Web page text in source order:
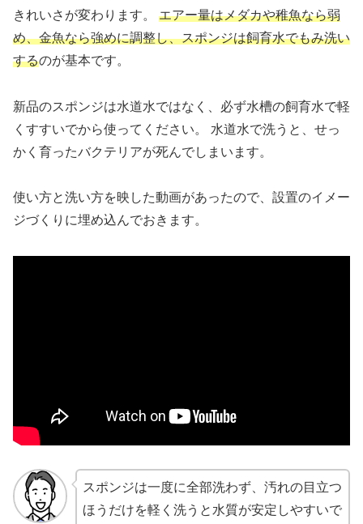
きれいさが変わります。 エアー量はメダカや稚魚なら弱
め、金魚なら強めに調整し、スポンジは飼育水でもみ洗い
するのが基本です。
新品のスポンジは水道水ではなく、必ず水槽の飼育水で軽
くすすいでから使ってください。 水道水で洗うと、せっ
かく育ったバクテリアが死んでしまいます。
使い方と洗い方を映した動画があったので、設置のイメー
ジづくりに埋め込んでおきます。
スポンジは一度に全部洗わず、汚れの目立つ
ほうだけを軽く洗うと水質が安定しやすいで